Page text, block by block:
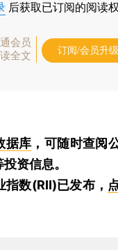
后获取已订阅的阅读
会员
全文
订阅/会员升级
据库 ，可随时查阅
资信息。
数(RII)已发布，